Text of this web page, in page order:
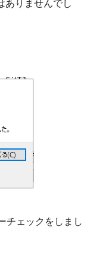
ありませんでし
チェックをしまし